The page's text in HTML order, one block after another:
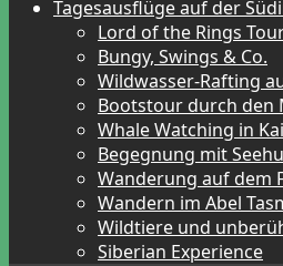
Tagesausflüge auf der
Lord of the Rings
Bungy, Swings & Co.
Wildwasser-Rafting
Bootstour durch den
Whale Watching in
Begegnung mit
Wanderung auf dem
Wandern im Abel
Wildtiere und
Siberian Experience